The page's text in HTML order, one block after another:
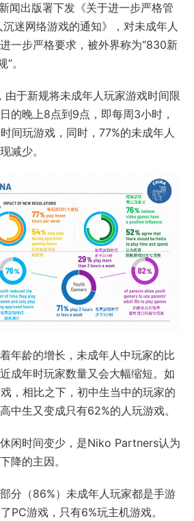
闻出版署下发《关于进一步严格管
迷网络游戏的通知》，对未成年人
一步严格要求，被外界称为“830新
。
于新规将未成年人玩家游戏时间限
的晚上8点到9点，即每周3小时，
间玩游戏，同时，77%的未成年人
减少。
年龄的增长，未成年人中玩家的比
成年时玩家数量又会大幅缩短。如
，相比之下，初中生当中的玩家的
中生又变成只有62%的人玩游戏。
闲时间变少，是Niko Partners认为
降的主因。
分（86%）未成年人玩家都是手游
PC游戏，只有6%玩主机游戏。